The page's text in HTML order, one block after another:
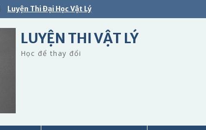
Luyện Thi Đại Học Vật Lý
LUYỆN THI VẬT LÝ
Học để thay đổi